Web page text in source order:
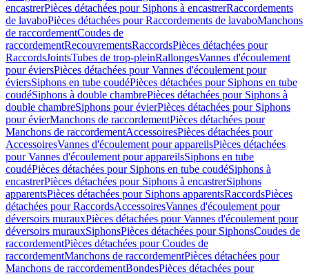
encastrerPièces détachées pour Siphons à encastrerRaccordements
de lavaboPièces détachées pour Raccordements de lavaboManchons
de raccordementCoudes de
raccordementRecouvrementsRaccordsPièces détachées pour
RaccordsJointsTubes de trop-pleinRallongesVannes d'écoulement
pour éviersPièces détachées pour Vannes d'écoulement pour
éviersSiphons en tube coudéPièces détachées pour Siphons en tube
coudéSiphons à double chambrePièces détachées pour Siphons à
double chambreSiphons pour évierPièces détachées pour Siphons
pour évierManchons de raccordementPièces détachées pour
Manchons de raccordementAccessoiresPièces détachées pour
AccessoiresVannes d'écoulement pour appareilsPièces détachées
pour Vannes d'écoulement pour appareilsSiphons en tube
coudéPièces détachées pour Siphons en tube coudéSiphons à
encastrerPièces détachées pour Siphons à encastrerSiphons
apparentsPièces détachées pour Siphons apparentsRaccordsPièces
détachées pour RaccordsAccessoiresVannes d'écoulement pour
déversoirs murauxPièces détachées pour Vannes d'écoulement pour
déversoirs murauxSiphonsPièces détachées pour SiphonsCoudes de
raccordementPièces détachées pour Coudes de
raccordementManchons de raccordementPièces détachées pour
Manchons de raccordementBondesPièces détachées pour